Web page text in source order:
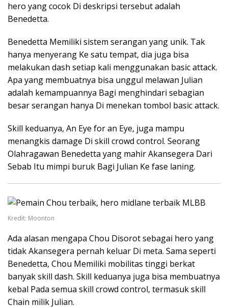
hero yang cocok Di deskripsi tersebut adalah
Benedetta.
Benedetta Memiliki sistem serangan yang unik. Tak
hanya menyerang Ke satu tempat, dia juga bisa
melakukan dash setiap kali menggunakan basic attack.
Apa yang membuatnya bisa unggul melawan Julian
adalah kemampuannya Bagi menghindari sebagian
besar serangan hanya Di menekan tombol basic attack.
Skill keduanya, An Eye for an Eye, juga mampu
menangkis damage Di skill crowd control. Seorang
Olahragawan Benedetta yang mahir Akansegera Dari
Sebab Itu mimpi buruk Bagi Julian Ke fase laning.
Kredit: Moonton
Ada alasan mengapa Chou Disorot sebagai hero yang
tidak Akansegera pernah keluar Di meta. Sama seperti
Benedetta, Chou Memiliki mobilitas tinggi berkat
banyak skill dash. Skill keduanya juga bisa membuatnya
kebal Pada semua skill crowd control, termasuk skill
Chain milik Julian.